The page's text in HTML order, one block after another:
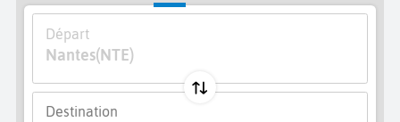
Départ
Nantes(NTE)
Destination